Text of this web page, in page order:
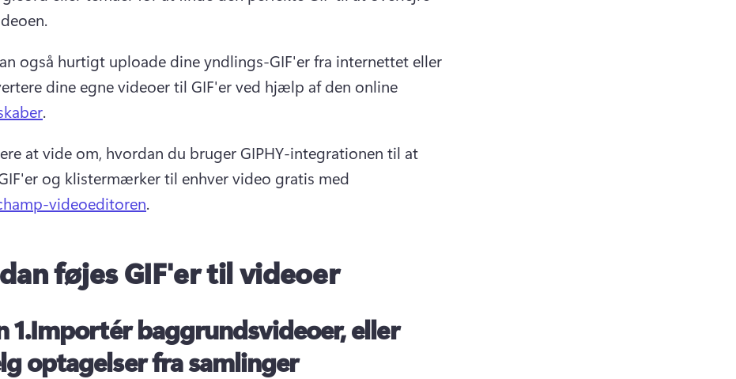
også hurtigt uploade dine yndlings-GIF'er fra internettet eller
dine egne videoer til GIF'er ved hjælp af den online
.
at vide om, hvordan du bruger GIPHY-integrationen til at
og klistermærker til enhver video gratis med
videoeditoren.
føjes GIF'er til videoer
1.Importér baggrundsvideoer, eller
optagelser fra samlinger